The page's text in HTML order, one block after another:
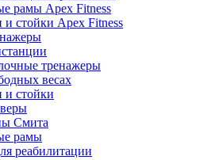
рамы Apex Fitness
и стойки Apex Fitness
тренажеры
весах
и стойки
Смита
рамы
реабилитации